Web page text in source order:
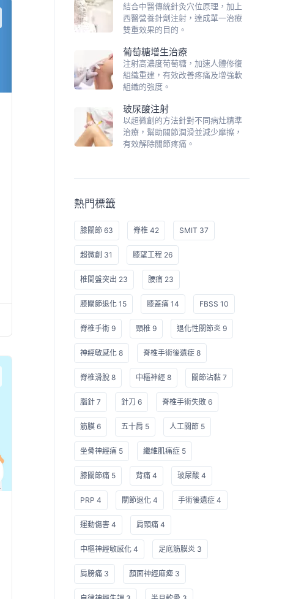
結合中醫傳統針灸穴位原理，加上
西醫營養針劑注射，達成單一治療
雙重效果的目的。
葡萄糖增生治療
注射高濃度葡萄糖，加速人體修復
組織重建，有效改善疼痛及增強軟
組織的強度。
玻尿酸注射
以超微創的方法針對不同病灶精準
治療，幫助關節潤滑並減少摩擦，
有效解除關節疼痛。
熱門標籤
膝關節 63 脊椎 42 SMIT 37
超微創 31 膝望工程 26
椎間盤突出 23 腰痛 23
膝關節退化 15 膝蓋痛 14 FBSS 10
脊椎手術 9 頸椎 9 退化性關節炎 9
神經敏感化 8 脊椎手術後遺症 8
脊椎滑脫 8 中樞神經 8 關節沾黏 7
腦針 7 針刀 6 脊椎手術失敗 6
筋膜 6 五十肩 5 人工關節 5
坐骨神經痛 5 纖維肌痛症 5
膝關節痛 5 背痛 4 玻尿酸 4
PRP 4 關節退化 4 手術後遺症 4
運動傷害 4 肩頸痛 4
中樞神經敏感化 4 足底筋膜炎 3
肩膀痛 3 顏面神經麻痺 3